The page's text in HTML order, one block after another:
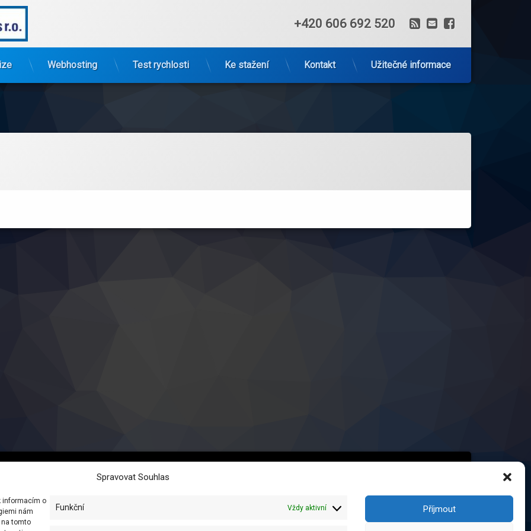
Spravovat Souhlas
informacím o
nám
na tomto
Funkční Vždy aktivní Příjmout
Tel:
+420 606 692 520 RSSE-mailFacebook
Webhosting Test rychlosti Ke stažení Kontakt Užitečné informace
38232 Velešín
IČ: 01796551
DIČ: CZ01796551